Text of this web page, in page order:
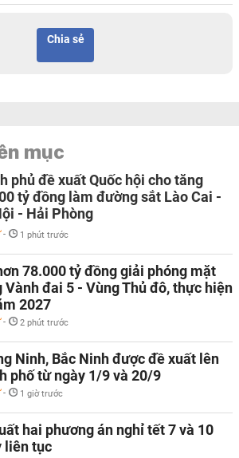
Chia sẻ
mục
phủ đề xuất Quốc hội cho tăng
tỷ đồng làm đường sắt Lào Cai -
- Hải Phòng
- 1 phút trước
78.000 tỷ đồng giải phóng mặt
Vành đai 5 - Vùng Thủ đô, thực hiện
2027
- 2 phút trước
Ninh, Bắc Ninh được đề xuất lên
phố từ ngày 1/9 và 20/9
- 1 giờ trước
hai phương án nghỉ tết 7 và 10
liên tục